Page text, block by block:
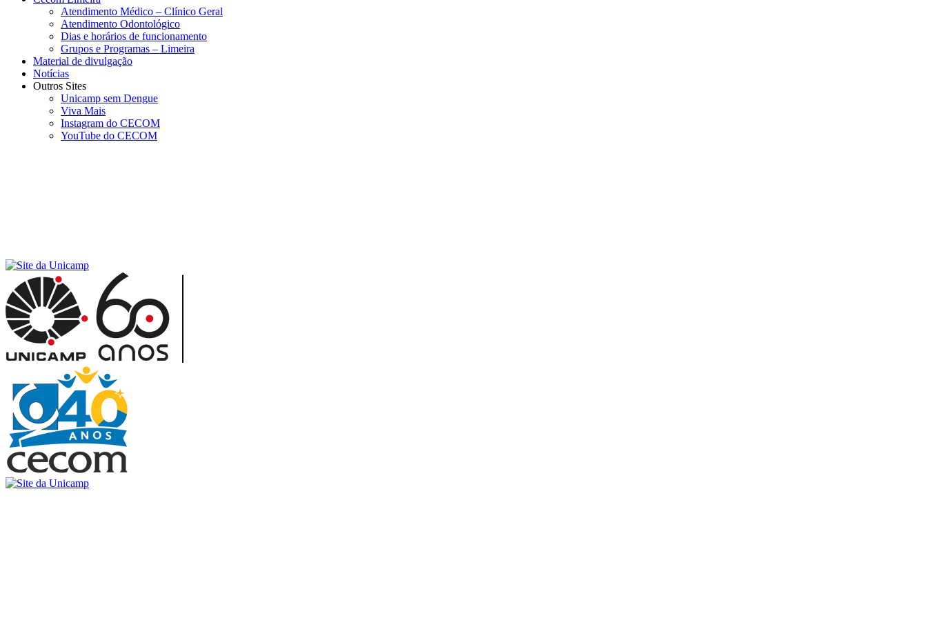
Atendimento Médico – Clínico Geral
Atendimento Odontológico
Dias e horários de funcionamento
Grupos e Programas – Limeira
Material de divulgação
Notícias
Outros Sites
Unicamp sem Dengue
Viva Mais
Instagram do CECOM
YouTube do CECOM